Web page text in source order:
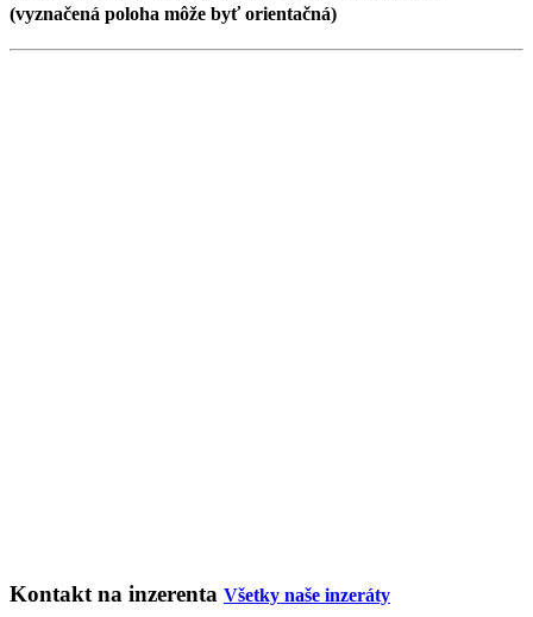
(vyznačená poloha môže byť orientačná)
Kontakt na inzerenta Všetky naše inzeráty